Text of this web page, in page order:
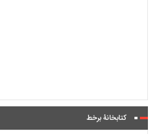
کتابخانۀ برخط